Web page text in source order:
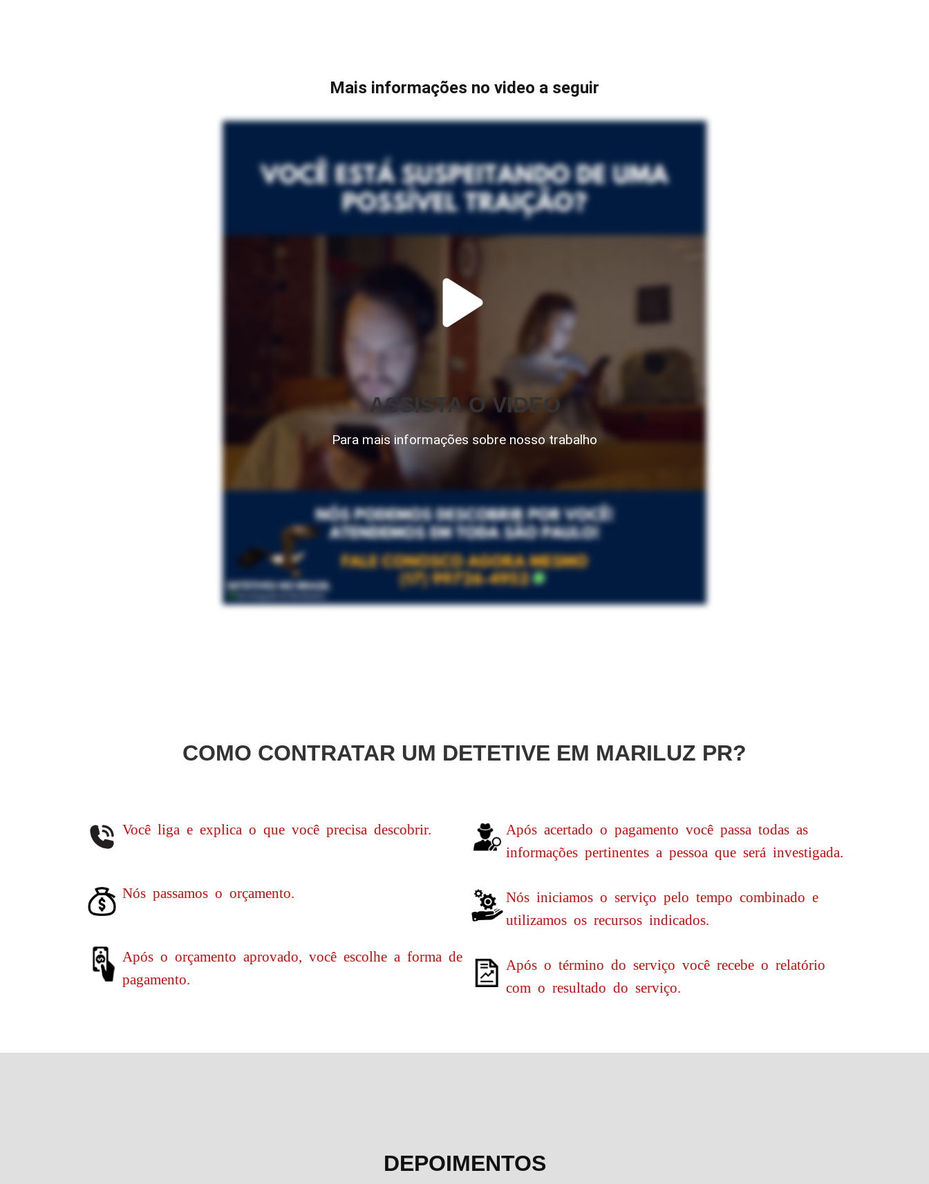
Mais informações no video a seguir
ASSISTA O VIDEO
Para mais informações sobre nosso trabalho
COMO CONTRATAR UM DETETIVE EM MARILUZ PR?
Você liga e explica o que você precisa descobrir.
Nós passamos o orçamento.
Após o orçamento aprovado, você escolhe a forma de
pagamento.
Após acertado o pagamento você passa todas as
informações pertinentes a pessoa que será investigada.
Nós iniciamos o serviço pelo tempo combinado e
utilizamos os recursos indicados.
Após o término do serviço você recebe o relatório
com o resultado do serviço.
DEPOIMENTOS